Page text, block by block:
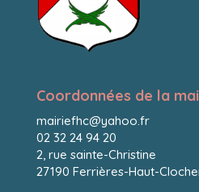
Coordonnées de la
mairiefhc@yahoo.fr
02 32 24 94 20
2, rue sainte-Christine
27190 Ferrières-Haut-